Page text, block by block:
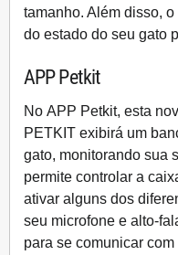
tamanho. Além disso,
do estado do seu gato
APP Petkit
No APP Petkit, esta
PETKIT exibirá um
gato, monitorando sua
permite controlar a
ativar alguns dos
seu microfone e alto-
para se comunicar